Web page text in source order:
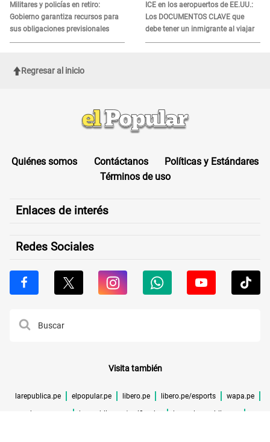
Militares y policías en retiro:
Gobierno garantiza recursos para
sus obligaciones previsionales
ICE en los aeropuertos de EE.UU.:
Los DOCUMENTOS CLAVE que
debe tener un inmigrante al viajar
Regresar al inicio
Quiénes somos Contáctanos
Políticas y Estándares
Términos de uso
Enlaces de interés
Redes Sociales
Visita también
larepublica.pe elpopular.pe libero.pe libero.pe/esports wapa.pe
buenazo.pe larepublica.pe/verificador lrmas.larepublica.pe